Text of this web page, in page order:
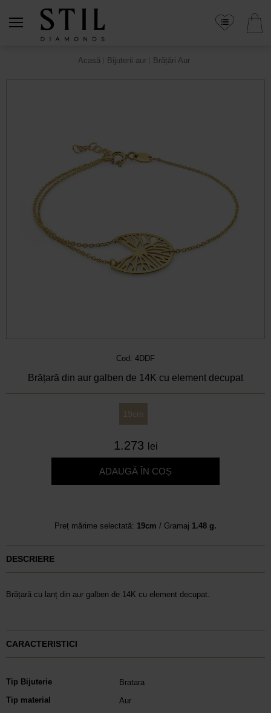
Acasă Bijuterii aur Brățări Aur
Cod: 4DDF
Brățară din aur galben de 14K cu element decupat
19cm
1.273 lei
ADAUGĂ ÎN COȘ
Preț mărime selectată: 19cm / Gramaj 1.48 g.
DESCRIERE
Brățară cu lanț din aur galben de 14K cu element decupat.
CARACTERISTICI
Tip Bijuterie
Bratara
Tip material
Aur